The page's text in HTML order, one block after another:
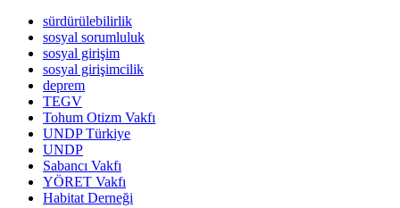
sürdürülebilirlik
sosyal sorumluluk
sosyal girişim
sosyal girişimcilik
deprem
TEGV
Tohum Otizm Vakfı
UNDP Türkiye
UNDP
Sabancı Vakfı
YÖRET Vakfı
Habitat Derneği